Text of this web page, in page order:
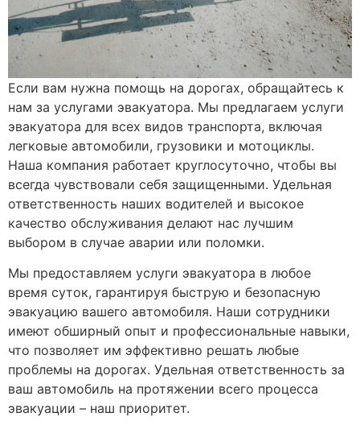
Если вам нужна помощь на дорогах, обращайтесь к
нам за услугами эвакуатора. Мы предлагаем услуги
эвакуатора для всех видов транспорта, включая
легковые автомобили, грузовики и мотоциклы.
Наша компания работает круглосуточно, чтобы вы
всегда чувствовали себя защищенными. Удельная
ответственность наших водителей и высокое
качество обслуживания делают нас лучшим
выбором в случае аварии или поломки.
Мы предоставляем услуги эвакуатора в любое
время суток, гарантируя быструю и безопасную
эвакуацию вашего автомобиля. Наши сотрудники
имеют обширный опыт и профессиональные навыки,
что позволяет им эффективно решать любые
проблемы на дорогах. Удельная ответственность за
ваш автомобиль на протяжении всего процесса
эвакуации – наш приоритет.